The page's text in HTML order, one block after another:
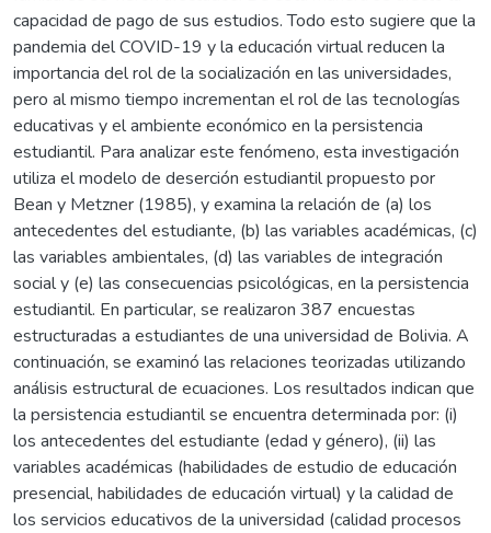
capacidad de pago de sus estudios. Todo esto sugiere que la
pandemia del COVID-19 y la educación virtual reducen la
importancia del rol de la socialización en las universidades,
pero al mismo tiempo incrementan el rol de las tecnologías
educativas y el ambiente económico en la persistencia
estudiantil. Para analizar este fenómeno, esta investigación
utiliza el modelo de deserción estudiantil propuesto por
Bean y Metzner (1985), y examina la relación de (a) los
antecedentes del estudiante, (b) las variables académicas, (c)
las variables ambientales, (d) las variables de integración
social y (e) las consecuencias psicológicas, en la persistencia
estudiantil. En particular, se realizaron 387 encuestas
estructuradas a estudiantes de una universidad de Bolivia. A
continuación, se examinó las relaciones teorizadas utilizando
análisis estructural de ecuaciones. Los resultados indican que
la persistencia estudiantil se encuentra determinada por: (i)
los antecedentes del estudiante (edad y género), (ii) las
variables académicas (habilidades de estudio de educación
presencial, habilidades de educación virtual) y la calidad de
los servicios educativos de la universidad (calidad procesos